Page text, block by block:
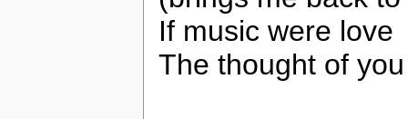
If music were love
The thought of